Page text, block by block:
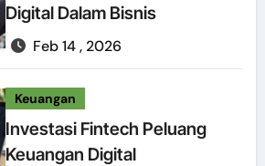
Digital Dalam Bisnis
Feb 14 , 2026
Keuangan
Investasi Fintech Peluang
Keuangan Digital